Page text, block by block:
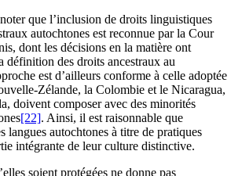
que l’inclusion de droits linguistiques
autochtones est reconnue par la Cour
dont les décisions en la matière ont
définition des droits ancestraux au
est d’ailleurs conforme à celle adoptée
Zélande, la Colombie et le Nicaragua,
doivent composer avec des minorités
[22]. Ainsi, il est raisonnable que
langues autochtones à titre de pratiques
intégrante de leur culture distinctive.
soient protégées ne donne pas